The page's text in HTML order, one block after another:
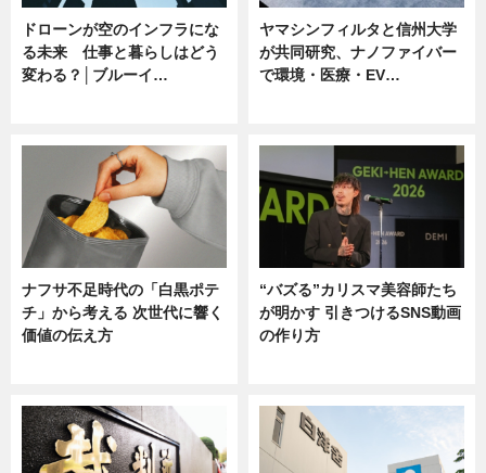
ドローンが空のインフラにな
る未来 仕事と暮らしはどう
変わる？│ブルーイ…
ヤマシンフィルタと信州大学
が共同研究、ナノファイバー
で環境・医療・EV…
ナフサ不足時代の「白黒ポテ
チ」から考える 次世代に響く
価値の伝え方
“バズる”カリスマ美容師たち
が明かす 引きつけるSNS動画
の作り方